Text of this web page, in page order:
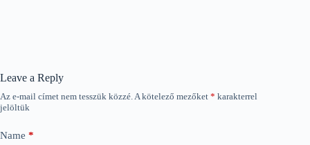
Leave a Reply
Az e-mail címet nem tesszük közzé.A kötelező mezőket * karakterrel
jelöltük
Name *